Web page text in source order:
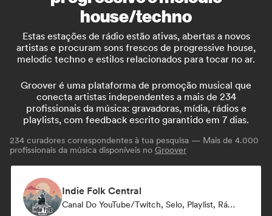
house/techno
Estas estações de rádio estão ativas, abertas a novos
artistas e procuram sons frescos de progressive house,
melodic techno e estilos relacionados para tocar no ar.
Groover é uma plataforma de promoção musical que
conecta artistas independentes a mais de 234
profissionais da música: gravadoras, mídia, rádios e
playlists, com feedback escrito garantido em 7 dias.
234 curadores correspondentes à tua pesquisa — Mais de 4.000
profissionais da música disponíveis no Groover
Indie Folk Central
Canal Do YouTube/Twitch, Selo, Playlist, Rádio